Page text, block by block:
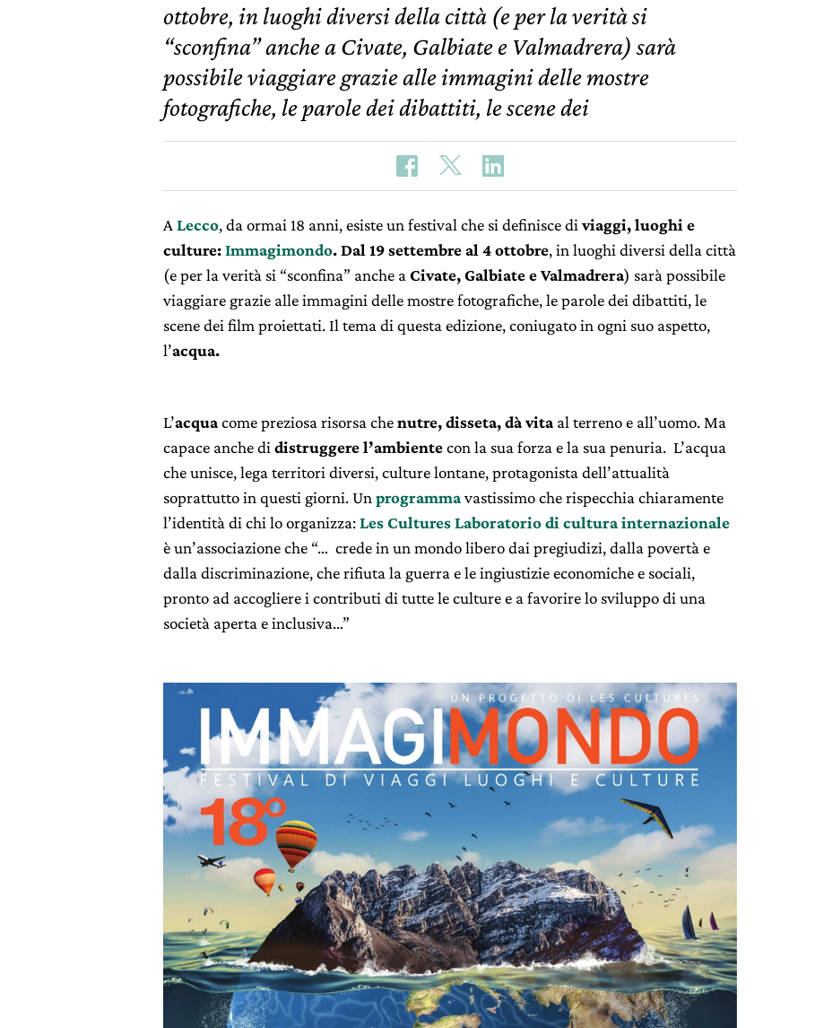
ottobre, in luoghi diversi della città (e per la verità si
“sconfina” anche a Civate, Galbiate e Valmadrera) sarà
possibile viaggiare grazie alle immagini delle mostre
fotografiche, le parole dei dibattiti, le scene dei
A Lecco, da ormai 18 anni, esiste un festival che si definisce di viaggi, luoghi e
culture:Immagimondo. Dal 19 settembre al 4 ottobre, in luoghi diversi della città
(e per la verità si “sconfina” anche a Civate, Galbiate e Valmadrera) sarà possibile
viaggiare grazie alle immagini delle mostre fotografiche, le parole dei dibattiti, le
scene dei film proiettati. Il tema di questa edizione, coniugato in ogni suo aspetto,
l’acqua.
L’acquacome preziosa risorsa chenutre, disseta, dà vita al terreno e all’uomo. Ma
capace anche di distruggere l’ambientecon la sua forza e la sua penuria. L’acqua
che unisce, lega territori diversi, culture lontane, protagonista dell’attualità
soprattutto in questi giorni. Un programmavastissimo che rispecchia chiaramente
l’identità di chi lo organizza:Les Cultures Laboratorio di cultura internazionale
è un’associazione che “… crede in un mondo libero dai pregiudizi, dalla povertà e
dalla discriminazione, che rifiuta la guerra e le ingiustizie economiche e sociali,
pronto ad accogliere i contributi di tutte le culture e a favorire lo sviluppo di una
società aperta e inclusiva…”